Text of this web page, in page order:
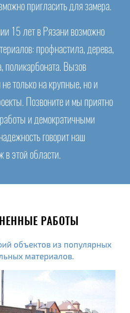
пригласить для замера.
15 лет в Рязани возможно
профнастила, дерева,
поликарбоната. Вызов
только на крупные, но и
Позвоните и мы приятно
и демократичными
говорит наш
в этой области.
РАБОТЫ
объектов из популярных
материалов.